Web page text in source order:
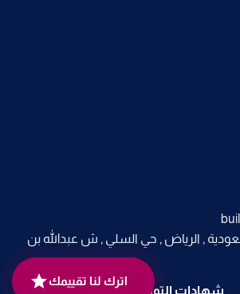
, الرياض , حي السلي , ش عبدالله بن
شهادات التوثيق
اترك لنا تقييمك